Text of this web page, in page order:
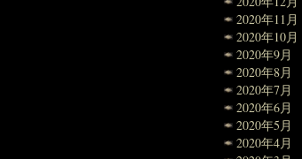
2020年11月
2020年10月
2020年9月
2020年8月
2020年7月
2020年6月
2020年5月
2020年4月